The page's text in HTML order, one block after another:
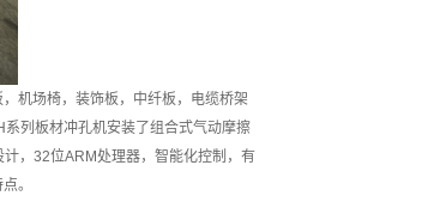
机场椅，装饰板，中纤板，电缆桥架
列板材冲孔机安装了组合式气动摩擦
，32位ARM处理器，智能化控制，有
。